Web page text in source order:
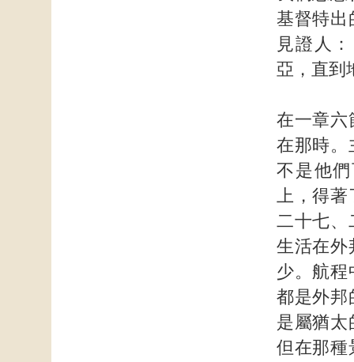
基督特出
見證人
亞，直到
在一章六
在那時。
不是他
上，得著
二十七、
生活在外
少。航程
都是外邦
是屬猶太
但在那種